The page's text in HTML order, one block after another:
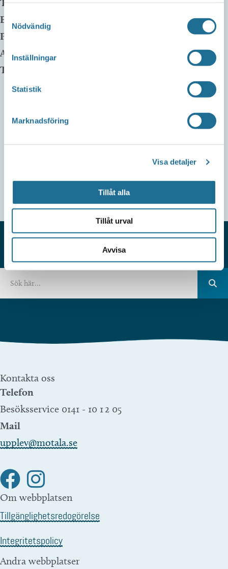
Samtyckesval
Nödvändig
Inställningar
Statistik
Marknadsföring
Visa detaljer
Tillåt alla
Tillåt urval
Avvisa
Telefon:0704401442
E-mail:
Pris:
Arrangör:
Telefonnummer arrangör:
HITTAR DU INTE VAD DU SÖKER?
Kontakta oss
Telefon
Besöksservice 0141 - 10 1 2 05
Mail
upplev@motala.se
Om webbplatsen
Tillgänglighetsredogörelse
Integritetspolicy
Andra webbplatser